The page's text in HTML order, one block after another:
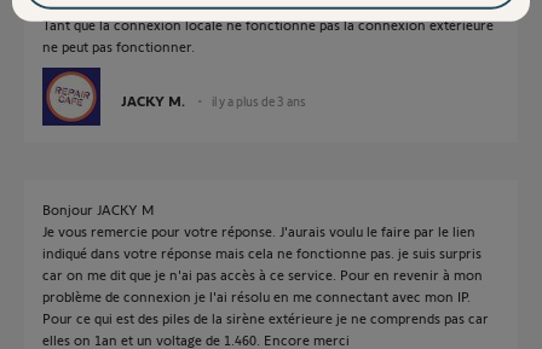
Tant que la connexion locale ne fonctionne pas la connexion extérieure
ne peut pas fonctionner.
JACKY M. il y a plus de 3 ans
Bonjour JACKY M
Je vous remercie pour votre réponse. J'aurais voulu le faire par le lien
indiqué dans votre réponse mais cela ne fonctionne pas. je suis surpris
car on me dit que je n'ai pas accès à ce service. Pour en revenir à mon
problème de connexion je l'ai résolu en me connectant avec mon IP.
Pour ce qui est des piles de la sirène extérieure je ne comprends pas car
elles on 1an et un voltage de 1.460. Encore merci